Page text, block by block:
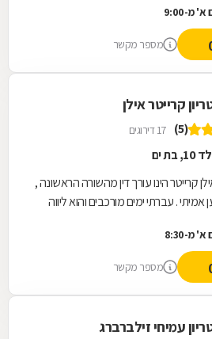
מ-9:00
מספר מקשר
קרייטר אילן
(5) 17 דירוגים
בת ים
קרייטר הינו עורך דין מהשורה הראשונה ,
אמיתי . עברתי ימים מורכבים והוא ליווה
היה זמין עבורי תמיד גם בשעות לא
ואפילו בשבת . כל עצה שלו שווה זהב .
ורוגע נפשי לעבור ימים מורכבים
וסוערים. אילן תודה מקרב לב ומאחל לך בריאות
הרבה אנשים .
מ-8:30
מספר מקשר
עמיחי זילברברג